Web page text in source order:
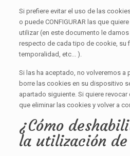
Si prefiere evitar el uso de las
o puede CONFIGURAR las que
utilizar (en este documento le
respecto de cada tipo de cookie, su
temporalidad, etc... ).
Si las ha aceptado, no volveremos a
borre las cookies en su dispositivo
apartado siguiente. Si quiere
que eliminar las cookies y volver a
¿Cómo
la utilización de